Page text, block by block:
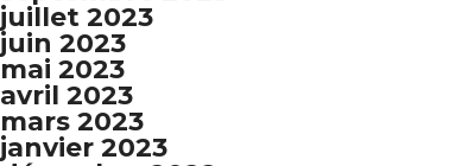
juillet 2023
juin 2023
mai 2023
avril 2023
mars 2023
janvier 2023